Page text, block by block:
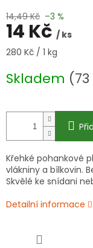
14,49 Kč –3 %
14 Kč / ks
Měrná
280 Kč / 1 kg
Skladem
Křehké pohankové
vlákniny a bílkovin.
Skvělé ke snídani
Detailní informace